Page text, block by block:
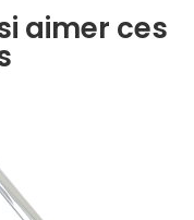
aimer ces